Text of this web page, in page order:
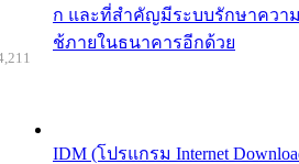
ก และที่สำคัญมีระบบรักษาควา
ช้ภายในธนาคารอีกด้วย
IDM (โปรแกรม Internet